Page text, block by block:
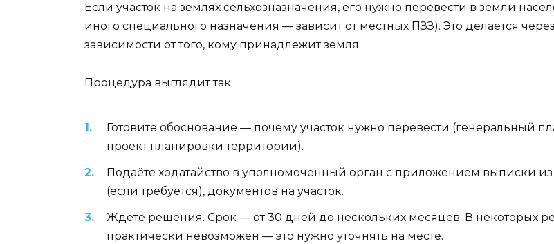
Если участок на землях сельхозназначения, его нужно перевести в земли
иного специального назначения — зависит от местных ПЗЗ). Это делается
зависимости от того, кому принадлежит земля.
Процедура выглядит так:
Готовите обоснование — почему участок нужно перевести (генеральный
проект планировки территории).
Подаёте ходатайство в уполномоченный орган с приложением выписки
(если требуется), документов на участок.
Ждёте решения. Срок — от 30 дней до нескольких месяцев. В некоторых
практически невозможен — это нужно уточнять на месте.